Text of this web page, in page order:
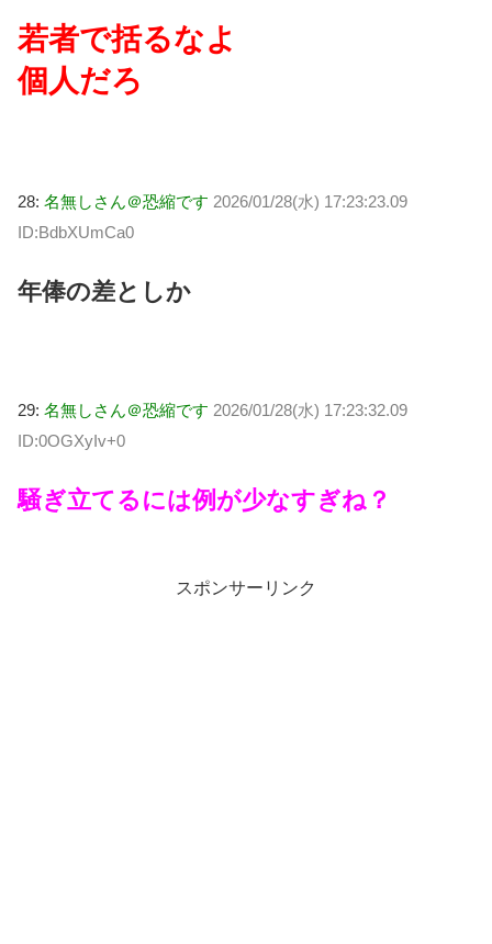
若者で括るなよ
個人だろ
28: 名無しさん＠恐縮です 2026/01/28(水) 17:23:23.09
ID:BdbXUmCa0
年俸の差としか
29: 名無しさん＠恐縮です 2026/01/28(水) 17:23:32.09
ID:0OGXyIv+0
騒ぎ立てるには例が少なすぎね？
スポンサーリンク